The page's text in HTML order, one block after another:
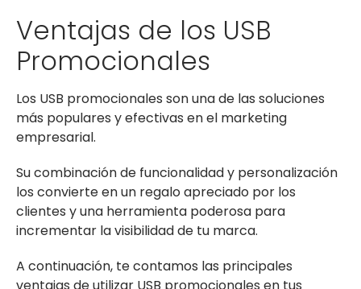
Ventajas de los USB
Promocionales
Los USB promocionales son una de las soluciones
más populares y efectivas en el marketing
empresarial.
Su combinación de funcionalidad y personalización
los convierte en un regalo apreciado por los
clientes y una herramienta poderosa para
incrementar la visibilidad de tu marca.
A continuación, te contamos las principales